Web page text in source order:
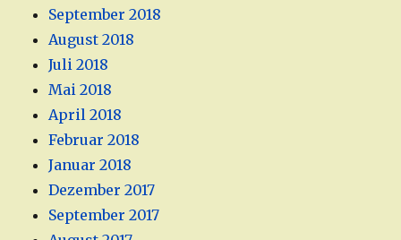
September 2018
August 2018
Juli 2018
Mai 2018
April 2018
Februar 2018
Januar 2018
Dezember 2017
September 2017